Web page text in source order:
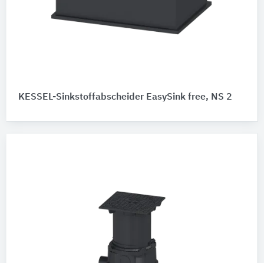
KESSEL-Sinkstoffabscheider EasySink free, NS 2